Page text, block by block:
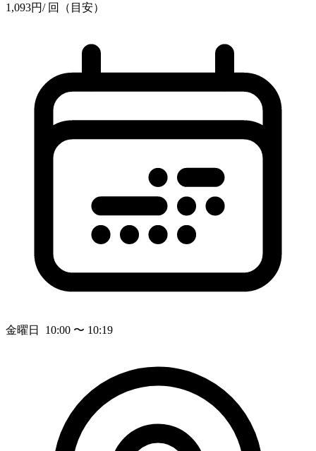
1,093円/ 回（目安）
金曜日 10:00 〜 10:19